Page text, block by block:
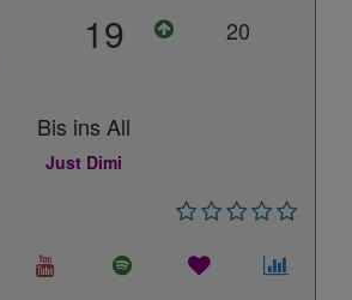
19 20
Bis ins All
Just Dimi